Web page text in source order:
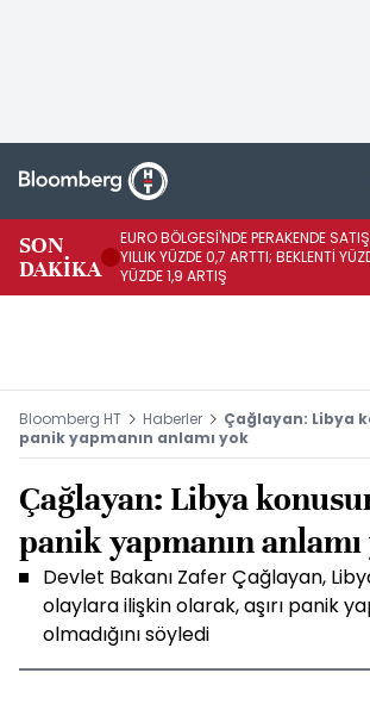
SON
DAKİKA
EURO BÖLGESİ'NDE PERAKENDE
YILLIK YÜZDE 0,7 ARTTI; BEKLENTİ
YÜZDE 1,9 ARTIŞ
Bloomberg HT Haberler
Çağlayan: Libya
panik yapmanın anlamı yok
Çağlayan: Libya
panik yapmanın
Devlet Bakanı Zafer Çağlayan,
olaylara ilişkin olarak, aşırı panik
olmadığını söyledi